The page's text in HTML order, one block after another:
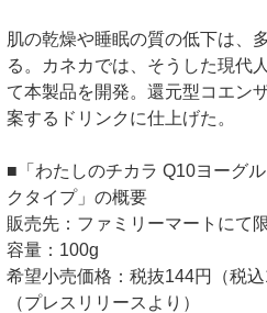
肌の乾燥や睡眠の質の低下は、
る。カネカでは、そうした現代
て本製品を開発。還元型コエン
案するドリンクに仕上げた。
■「わたしのチカラ Q10ヨーグ
クタイプ」の概要
販売先：ファミリーマートにて
容量：100g
希望小売価格：税抜144円（税込
（プレスリリースより）